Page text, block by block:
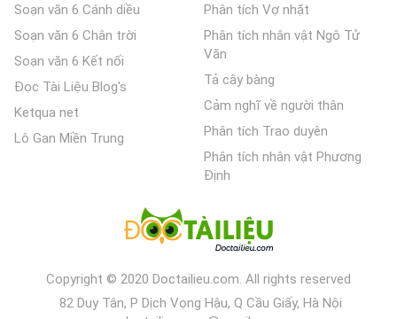
Soạn văn 6 Cánh diều
Soạn văn 6 Chân trời
Soạn văn 6 Kết nối
Đọc Tài Liệu Blog's
Ketqua net
Lô Gan Miền Trung
Phân tích Vợ nhặt
Phân tích nhân vật Ngô Tử
Văn
Tả cây bàng
Cảm nghĩ về người thân
Phân tích Trao duyên
Phân tích nhân vật Phương
Định
Copyright © 2020 Doctailieu.com. All rights reserved
82 Duy Tân, P Dịch Vọng Hậu, Q Cầu Giấy, Hà Nội